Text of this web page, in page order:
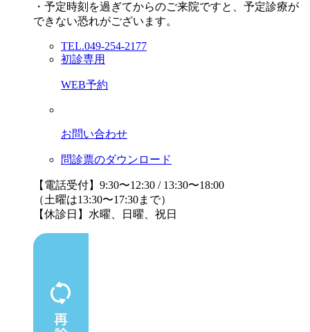
・予定時刻を過ぎてからのご来院ですと、予定診療が
できない恐れがございます。
TEL.049-254-2177
初診専用
WEB予約
お問い合わせ
問診票のダウンロード
【電話受付】9:30〜12:30 / 13:30〜18:00
（土曜は13:30〜17:30まで）
【休診日】水曜、日曜、祝日